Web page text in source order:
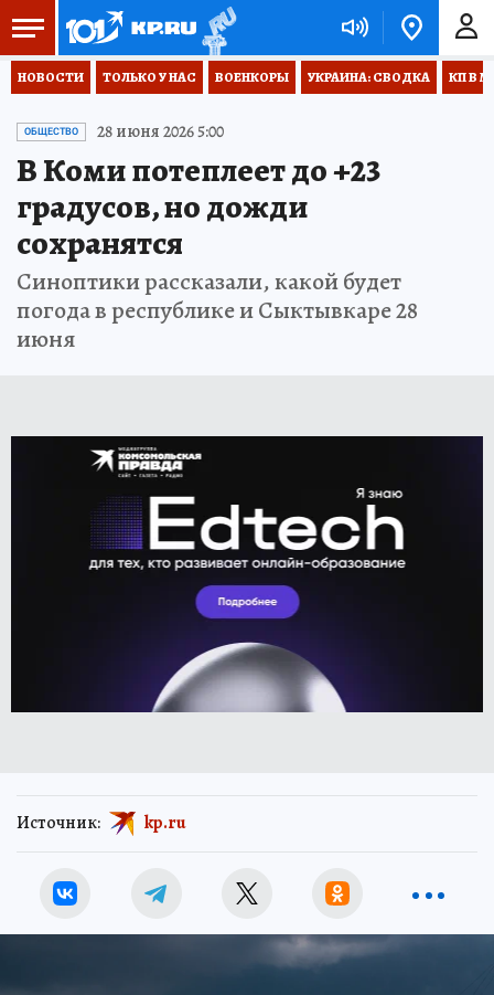
НОВОСТИ ТОЛЬКО У НАС ВОЕНКОРЫ УКРАИНА: СВОДКА КП В
ОБЩЕСТВО 28 июня 2026 5:00
В Коми потеплеет до +23
градусов, но дожди
сохранятся
Синоптики рассказали, какой будет
погода в республике и Сыктывкаре 28
июня
Источник: kp.ru